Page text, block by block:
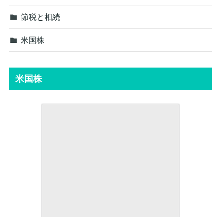
節税と相続
米国株
米国株